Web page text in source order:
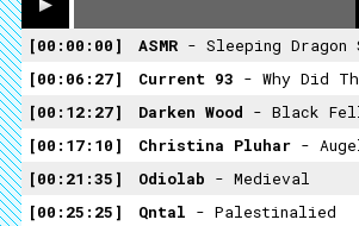
00:00:00 ASMR - Sleeping Dragon
00:06:27
Current 93 - Why Did
00:12:27
Darken Wood - Black
00:17:10
Christina Pluhar -
00:21:35
Odiolab - Medieval
00:25:25
Qntal - Palestinalied